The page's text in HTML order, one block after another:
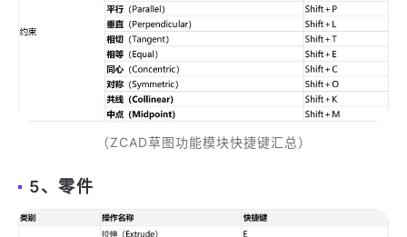
（ZCAD草图功能模块快捷键汇总）
5、零件